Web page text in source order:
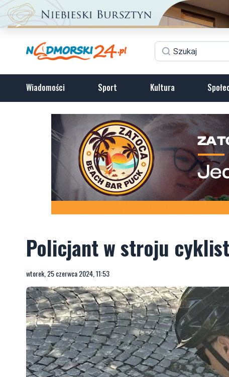
Wiadomości Sport Kultura
Policjant w stroju
wtorek, 25 czerwca 2024, 11:53